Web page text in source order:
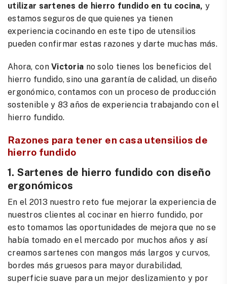
utilizar sartenes de hierro fundido en tu cocina, y
estamos seguros de que quienes ya tienen
experiencia cocinando en este tipo de utensilios
pueden confirmar estas razones y darte muchas más.
Ahora, conVictoria no solo tienes los beneficios del
hierro fundido, sino una garantía de calidad, un diseño
ergonómico, contamos con un proceso de producción
sostenible y 83 años de experiencia trabajando con el
hierro fundido.
Razones para tener en casa utensilios de
hierro fundido
1. Sartenes de hierro fundido con diseño
ergonómicos
En el 2013 nuestro reto fue mejorar la experiencia de
nuestros clientes al cocinar en hierro fundido, por
esto tomamos las oportunidades de mejora que no se
había tomado en el mercado por muchos años y así
creamos sartenes con mangos más largos y curvos,
bordes más gruesos para mayor durabilidad,
superficie suave para un mejor deslizamiento y por